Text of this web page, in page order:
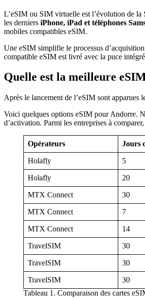
L’eSIM ou SIM virtuelle est l’évolution de la
les derniers iPhone, iPad et téléphones
mobiles compatibles eSIM.
Une eSIM simplifie le processus
compatible eSIM est livré avec la puce
Quelle est la meilleure
Après le lancement de l’eSIM sont apparues
Voici quelques options eSIM pour Andorre.
d’activation. Parmi les entreprises à
Opérateurs Jours
Holafly 5
Holafly 20
MTX Connect 30
MTX Connect 7
MTX Connect 14
TravelSIM 30
TravelSIM 30
TravelSIM 30
Tableau 1. Comparaison des cartes